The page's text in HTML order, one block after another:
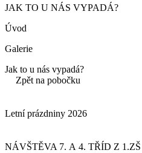
JAK TO U NÁS VYPADÁ?
Úvod
Galerie
Jak to u nás vypadá?
Zpět na pobočku
Letní prázdniny 2026
NÁVŠTĚVA 7. A 4. TŘÍD Z